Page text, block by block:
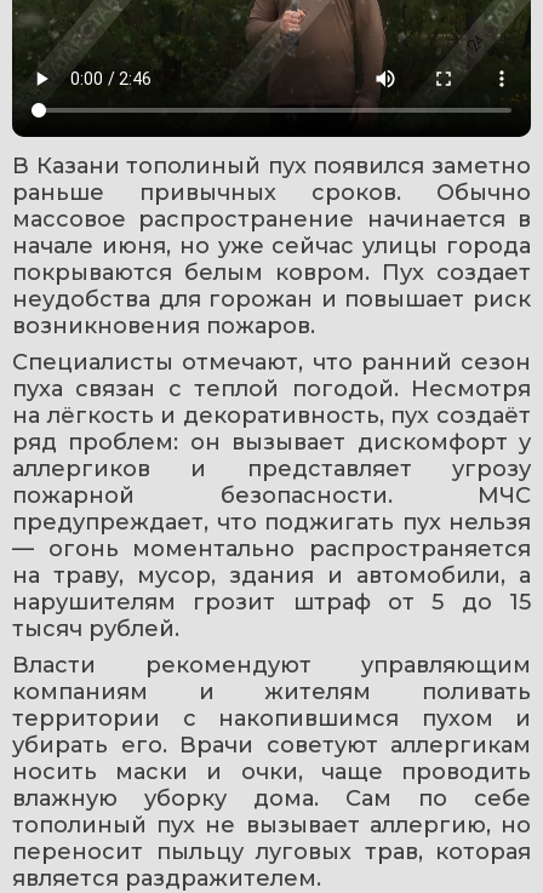
В Казани тополиный пух появился заметно
раньше привычных сроков. Обычно
массовое распространение начинается в
начале июня, но уже сейчас улицы города
покрываются белым ковром. Пух создает
неудобства для горожан и повышает риск
возникновения пожаров.
Специалисты отмечают, что ранний сезон
пуха связан с теплой погодой. Несмотря
на лёгкость и декоративность, пух создаёт
ряд проблем: он вызывает дискомфорт у
аллергиков и представляет угрозу
пожарной безопасности. МЧС
предупреждает, что поджигать пух нельзя
— огонь моментально распространяется
на траву, мусор, здания и автомобили, а
нарушителям грозит штраф от 5 до 15
тысяч рублей.
Власти рекомендуют управляющим
компаниям и жителям поливать
территории с накопившимся пухом и
убирать его. Врачи советуют аллергикам
носить маски и очки, чаще проводить
влажную уборку дома. Сам по себе
тополиный пух не вызывает аллергию, но
переносит пыльцу луговых трав, которая
является раздражителем.